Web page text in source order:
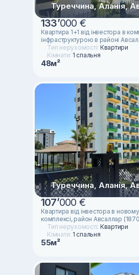
Туреччина, Аланія,
133’000 €
Квартира 1+1 від інвестора в
інфраструктурою в районі
Тип нерухомості: Квартири
Кімнати: 1 спальня
48м²
Туреччина, Аланія,
107’000 €
Квартира від інвестора в
комплексі, район Авсаллар
Тип нерухомості: Квартири
Кімнати: 1 спальня
55м²